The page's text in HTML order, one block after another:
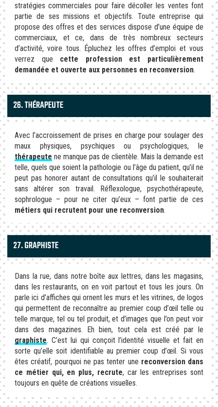
stratégies commerciales pour faire décoller les ventes font
partie de ses missions et objectifs. Toute entreprise qui
propose des offres et des services dispose d’une équipe de
commerciaux, et ce, dans de très nombreux secteurs
d’activité, voire tous. Épluchez les offres d’emploi et vous
verrez que cette profession est particulièrement
demandée et ouverte aux personnes en reconversion.
26. THÉRAPEUTE
Avec l’accroissement de prises en charge pour soulager des
maux physiques, psychiques ou psychologiques, le
thérapeute ne manque pas de clientèle. Mais la demande est
telle, quels que soient la pathologie ou l’âge du patient, qu’il ne
peut pas honorer autant de consultations qu’il le souhaiterait
sans altérer son travail. Réflexologue, psychothérapeute,
sophrologue – pour ne citer qu’eux – font partie de ces
métiers qui recrutent pour une reconversion.
27. GRAPHISTE
Dans la rue, dans notre boîte aux lettres, dans les magasins,
dans les restaurants, on en voit partout et tous les jours. On
parle ici d’affiches qui ornent les murs et les vitrines, de logos
qui permettent de reconnaître au premier coup d’œil telle ou
telle marque, tel ou tel produit, et d’images que l’on peut voir
dans des magazines. Eh bien, tout cela est créé par le
graphiste. C’est lui qui conçoit l’identité visuelle et fait en
sorte qu’elle soit identifiable au premier coup d’œil. Si vous
êtes créatif, pourquoi ne pas tenter une reconversion dans
ce métier qui, en plus, recrute, car les entreprises sont
toujours en quête de créations visuelles.